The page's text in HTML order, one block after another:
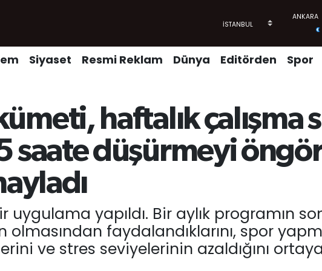
Siyaset Resmi Reklam Dünya Editörden Spor
haftalık çalışma
saate düşürmeyi
yapıldı. Bir aylık programın
olmasından faydalandıklarını, spor
ve stres seviyelerinin azaldığını